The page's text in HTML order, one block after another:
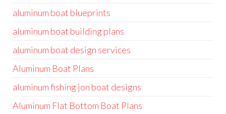
aluminum boat blueprints
aluminum boat building plans
aluminum boat design services
Aluminum Boat Plans
aluminum fishing jon boat designs
Aluminum Flat Bottom Boat Plans